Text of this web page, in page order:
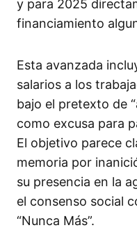
y para 2025
financiamiento
Esta avanzada
salarios a los
bajo el pretexto de
como excusa para
El objetivo parece
memoria por
su presencia en la
el consenso social
“Nunca Más”.